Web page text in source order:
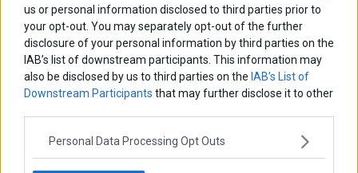
us or personal information disclosed to third parties prior to
your opt-out. You may separately opt-out of the further
disclosure of your personal information by third parties on the
IAB’s list of downstream participants. This information may
also be disclosed by us to third parties on the IAB’s List of
Downstream Participants that may further disclose it to other
Personal Data Processing Opt Outs